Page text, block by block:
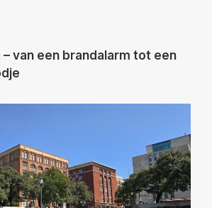
van een brandalarm tot een